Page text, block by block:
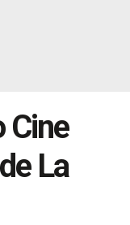
Cine
La